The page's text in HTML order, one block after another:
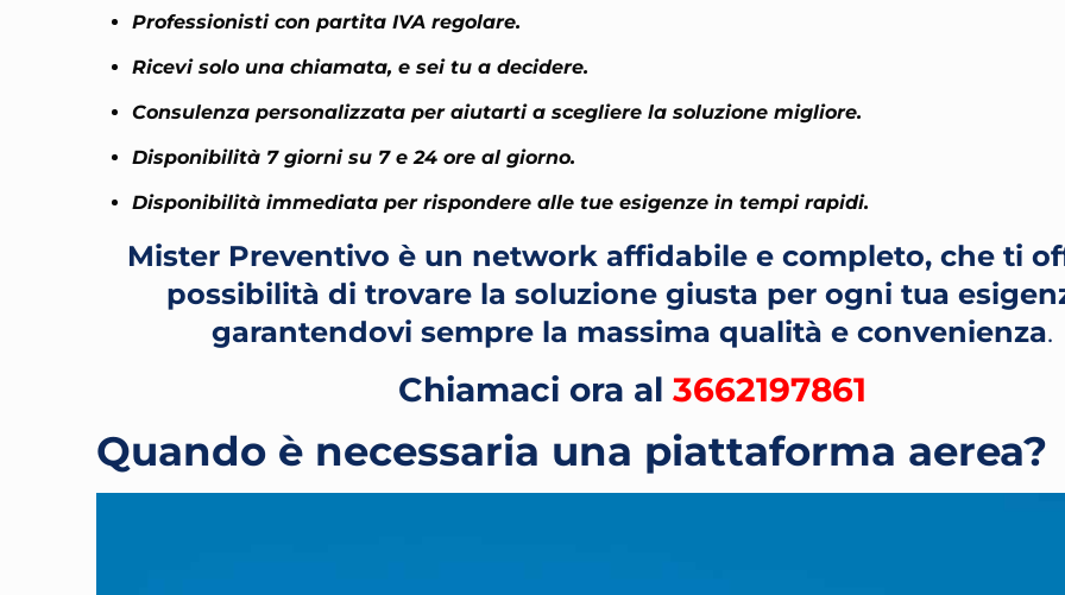
Professionisti con partita IVA regolare.
Ricevi solo una chiamata, e sei tu a decidere.
Consulenza personalizzata per aiutarti a scegliere la soluzione migliore.
Disponibilità 7 giorni su 7 e 24 ore al giorno.
Disponibilità immediata per rispondere alle tue esigenze in tempi rapidi.
Mister Preventivo è un network affidabile e completo, che ti
possibilità di trovare la soluzione giusta per ogni tua
garantendovi sempre la massima qualità e convenienza.
Chiamaci ora al 3662197861
Quando è necessaria una piattaforma aerea?